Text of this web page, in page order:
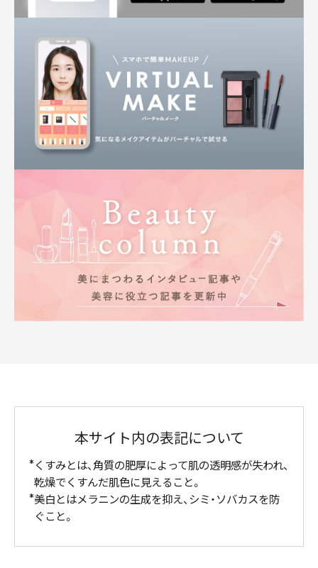
本サイト内の表記について
くすみとは、角質の肥厚によって肌の透明感が失われ、
乾燥でくすんだ肌色に見えること。
美白とはメラニンの生成を抑え、シミ・ソバカスを防
ぐこと。